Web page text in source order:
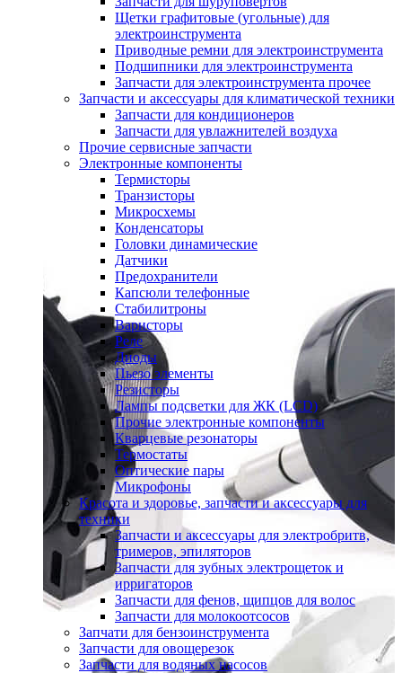
Щетки графитовые (угольные) для
электроинструмента
Приводные ремни для электроинструмента
Подшипники для электроинструмента
Запчасти для электроинструмента прочее
Запчасти и аксессуары для климатической техники
Запчасти для кондиционеров
Запчасти для увлажнителей воздуха
Прочие сервисные запчасти
Электронные компоненты
Термисторы
Транзисторы
Микросхемы
Конденсаторы
Головки динамические
Датчики
Предохранители
Капсюли телефонные
Стабилитроны
Варисторы
Реле
Диоды
Пьезо элементы
Резисторы
Лампы подсветки для ЖК (LCD)
Прочие электронные компоненты
Кварцевые резонаторы
Термостаты
Оптические пары
Микрофоны
Красота и здоровье, запчасти и аксессуары для
техники
Запчасти и аксессуары для электробритв,
тримеров, эпиляторов
Запчасти для зубных электрощеток и
ирригаторов
Запчасти для фенов, щипцов для волос
Запчасти для молокоотсосов
Запчати для бензоинструмента
Запчасти для овощерезок
Запчасти для водяных насосов